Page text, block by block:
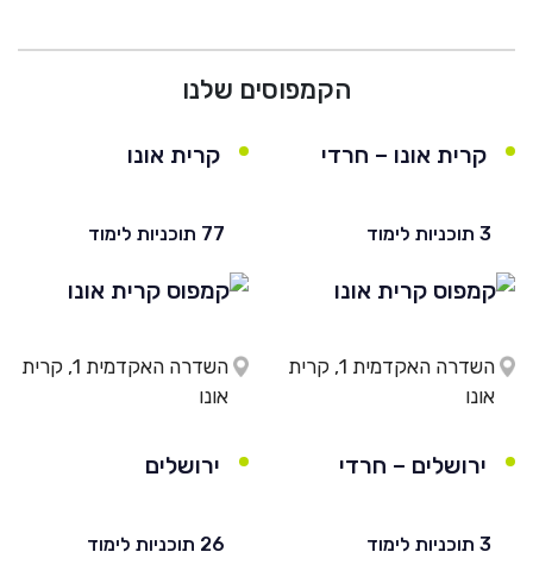
הקמפוסים שלנו
קרית אונו – חרדי
3 תוכניות לימוד
השדרה האקדמית 1, קרית
אונו
קרית אונו
77 תוכניות לימוד
השדרה האקדמית 1, קרית
אונו
ירושלים – חרדי
3 תוכניות לימוד
ירושלים
26 תוכניות לימוד